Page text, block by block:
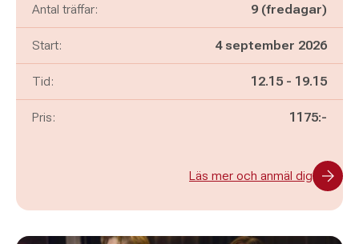
Antal träffar: 9 (fredagar)
Start: 4 september 2026
Tid: Pågår mellan
12.15 - och
19.15
Pris: 1175:-
Läs mer och anmäl dig